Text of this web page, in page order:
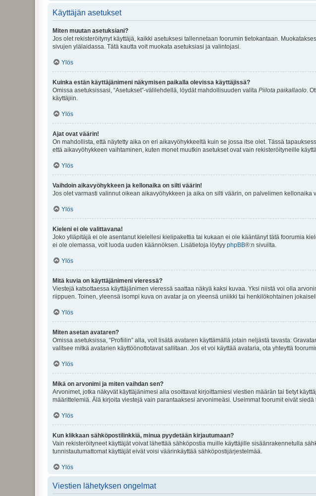
Käyttäjän asetukset
Miten muutan asetuksiani?
Jos olet rekisteröitynyt käyttäjä, kaikki asetuksesi tallennetaan foorumin tietokantaan.
sivujen ylälaidassa. Tätä kautta voit muokata asetuksiasi ja valintojasi.
Ylös
Kuinka estän käyttäjänimeni näkymisen paikalla olevissa käyttäjissä?
Omissa asetuksissasi, “Asetukset”-välilehdellä, löydät mahdollisuuden valita Piilota paikallaolo .
käyttäjiin.
Ylös
Ajat ovat väärin!
On mahdollista, että näytetty aika on eri aikavyöhykkeeltä kuin se jossa itse olet. Tässä
että aikavyöhykkeen vaihtaminen, kuten monet muutkin asetukset ovat vain rekisteröityneille
Ylös
Vaihdoin aikavyöhykkeen ja kellonaika on silti väärin!
Jos olet varmasti valinnut oikean aikavyöhykkeen ja aika on silti väärin, on palvelimen kellonaika
Ylös
Kieleni ei ole valittavana!
Joko ylläpitäjä ei ole asentanut kielellesi kielipakettia tai kukaan ei ole kääntänyt tätä foorumia
ei ole olemassa, voit luoda uuden käännöksen. Lisätietoja löytyy phpBB®:n sivuilta.
Ylös
Mitä kuvia on käyttäjänimeni vieressä?
Viestejä katsottaessa käyttäjänimen vieressä saattaa näkyä kaksi kuvaa. Yksi niistä voi olla
riippuen. Toinen, yleensä isompi kuva on avatar ja on yleensä uniikki tai henkilökohtainen
Ylös
Miten asetan avataren?
Omissa asetuksissa, “Profiilin” alla, voit lisätä avataren käyttämällä jotain neljästä tavasta:
valitsee mitkä avatarien käyttöönottotavat sallitaan. Jos et voi käyttää avataria, ota yhteyttä
Ylös
Mikä on arvonimi ja miten vaihdan sen?
Arvonimet, jotka näkyvät käyttäjänimesi alla osoittavat kirjoittamiesi viestien määrän tai tietyt
määrittelemiä. Älä kirjoita viestejä vain parantaaksesi arvonimeäsi. Useimmat foorumit eivät
Ylös
Kun klikkaan sähköpostilinkkiä, minua pyydetään kirjautumaan?
Vain rekisteröityneet käyttäjät voivat lähettää sähköpostia muille käyttäjille sisäänrakennetulla
tunnistautumattomat käyttäjät eivät voisi väärinkäyttää sähköpostijärjestelmää.
Ylös
Viestien lähetyksen ongelmat